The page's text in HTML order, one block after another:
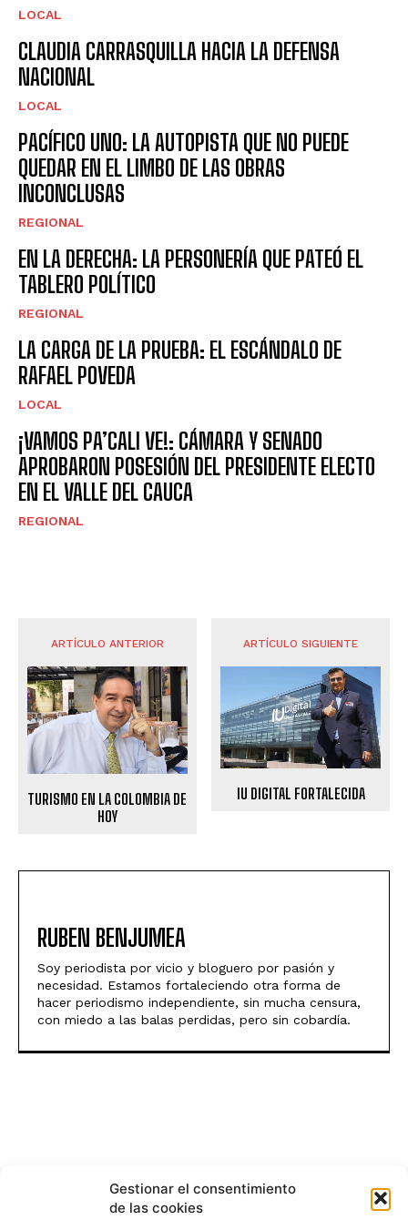
Gestionar el consentimiento
de las cookies
LOCAL
CLAUDIA CARRASQUILLA HACIA LA DEFENSA
NACIONAL
LOCAL
PACÍFICO UNO: LA AUTOPISTA QUE NO PUEDE
QUEDAR EN EL LIMBO DE LAS OBRAS
INCONCLUSAS
REGIONAL
EN LA DERECHA: LA PERSONERÍA QUE PATEÓ EL
TABLERO POLÍTICO
REGIONAL
LA CARGA DE LA PRUEBA: EL ESCÁNDALO DE
RAFAEL POVEDA
LOCAL
¡VAMOS PA’CALI VE!: CÁMARA Y SENADO
APROBARON POSESIÓN DEL PRESIDENTE ELECTO
EN EL VALLE DEL CAUCA
REGIONAL
ARTÍCULO ANTERIOR
TURISMO EN LA COLOMBIA DE
HOY
ARTÍCULO SIGUIENTE
IU DIGITAL FORTALECIDA
RUBEN BENJUMEA
Soy periodista por vicio y bloguero por pasión y
necesidad. Estamos fortaleciendo otra forma de
hacer periodismo independiente, sin mucha censura,
con miedo a las balas perdidas, pero sin cobardía.